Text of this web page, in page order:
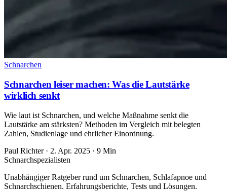
Schnarchen
Schnarchen leiser machen: Was die Lautstärke
wirklich senkt
Wie laut ist Schnarchen, und welche Maßnahme senkt die
Lautstärke am stärksten? Methoden im Vergleich mit belegten
Zahlen, Studienlage und ehrlicher Einordnung.
Paul Richter · 2. Apr. 2025 · 9 Min
Schnarchspezialisten
Unabhängiger Ratgeber rund um Schnarchen, Schlafapnoe und
Schnarchschienen. Erfahrungsberichte, Tests und Lösungen.